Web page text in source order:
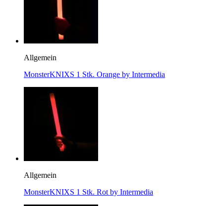
Allgemein
MonsterKNIXS 1 Stk. Orange by Intermedia
Allgemein
MonsterKNIXS 1 Stk. Rot by Intermedia